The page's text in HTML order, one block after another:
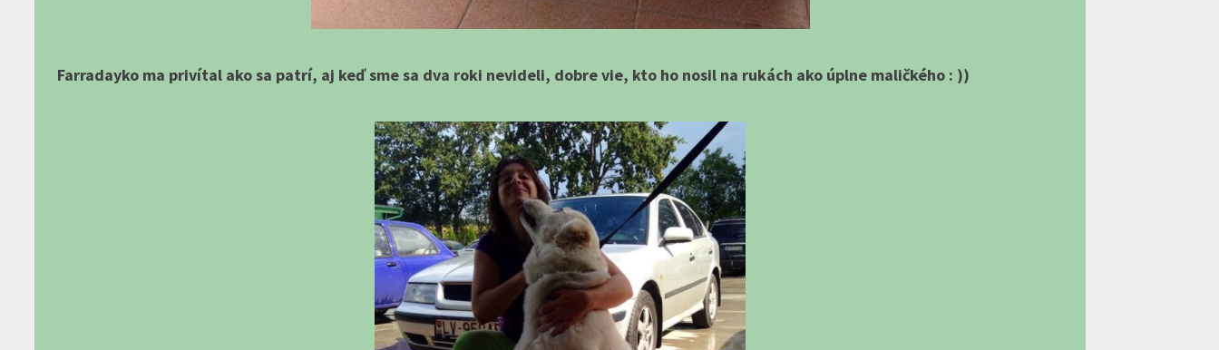
Farradayko ma privítal ako sa patrí, aj keď sme sa dva roki nevideli, dobre vie, kto ho nosil na rukách ako úplne maličkého : ))